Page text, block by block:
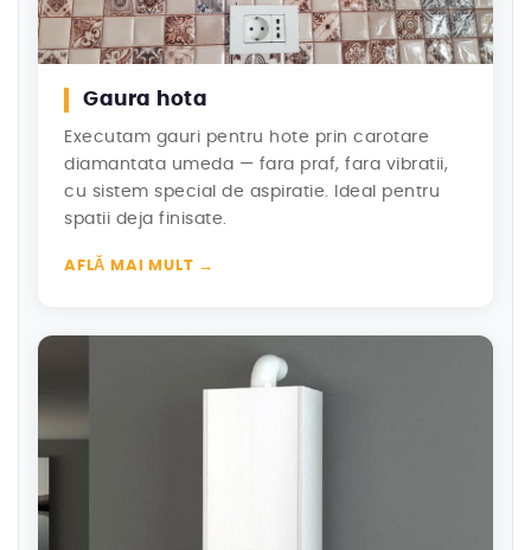
Gaura hota
Executam gauri pentru hote prin carotare
diamantata umeda — fara praf, fara vibratii,
cu sistem special de aspiratie. Ideal pentru
spatii deja finisate.
AFLĂ MAI MULT →